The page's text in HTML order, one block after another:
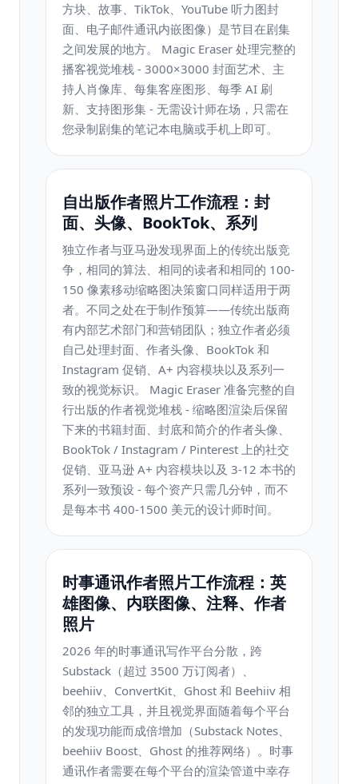
方块、故事、TikTok、YouTube 听力图封
面、电子邮件通讯内嵌图像）是节目在剧集
之间发展的地方。 Magic Eraser 处理完整的
播客视觉堆栈 - 3000×3000 封面艺术、主
持人肖像库、每集客座图形、每季 AI 刷
新、支持图形集 - 无需设计师在场，只需在
您录制剧集的笔记本电脑或手机上即可。
自出版作者照片工作流程：封
面、头像、BookTok、系列
独立作者与亚马逊发现界面上的传统出版竞
争，相同的算法、相同的读者和相同的 100-
150 像素移动缩略图决策窗口同样适用于两
者。不同之处在于制作预算——传统出版商
有内部艺术部门和营销团队；独立作者必须
自己处理封面、作者头像、BookTok 和
Instagram 促销、A+ 内容模块以及系列一
致的视觉标识。 Magic Eraser 准备完整的自
行出版的作者视觉堆栈 - 缩略图渲染后保留
下来的书籍封面、封底和简介的作者头像、
BookTok / Instagram / Pinterest 上的社交
促销、亚马逊 A+ 内容模块以及 3-12 本书的
系列一致预设 - 每个资产只需几分钟，而不
是每本书 400-1500 美元的设计师时间。
时事通讯作者照片工作流程：英
雄图像、内联图像、注释、作者
照片
2026 年的时事通讯写作平台分散，跨
Substack（超过 3500 万订阅者）、
beehiiv、ConvertKit、Ghost 和 Beehiiv 相
邻的独立工具，并且视觉界面随着每个平台
的发现功能而成倍增加（Substack Notes、
beehiiv Boost、Ghost 的推荐网络）。时事
通讯作者需要在每个平台的渲染管道中幸存